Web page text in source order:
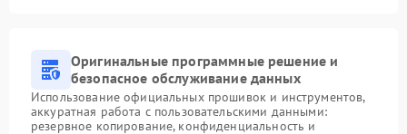
Оригинальные программные решение и
безопасное обслуживание данных
Использование официальных прошивок и инструментов,
аккуратная работа с пользовательскими данными:
резервное копирование, конфиденциальность и